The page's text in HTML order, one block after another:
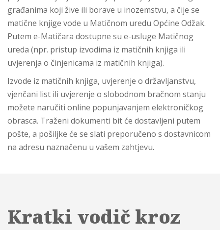
građanima koji žive ili borave u inozemstvu, a čije se
matične knjige vode u Matičnom uredu Općine Odžak.
Putem e-Matičara dostupne su e-usluge Matičnog
ureda (npr. pristup izvodima iz matičnih knjiga ili
uvjerenja o činjenicama iz matičnih knjiga).
Izvode iz matičnih knjiga, uvjerenje o državljanstvu,
vjenčani list ili uvjerenje o slobodnom bračnom stanju
možete naručiti online popunjavanjem elektroničkog
obrasca. Traženi dokumenti bit će dostavljeni putem
pošte, a pošiljke će se slati preporučeno s dostavnicom
na adresu naznačenu u vašem zahtjevu.
Kratki vodič kroz